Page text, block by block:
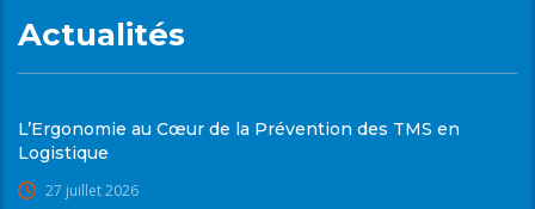
Actualités
L’Ergonomie au Cœur de la Prévention des TMS en
Logistique
27 juillet 2026